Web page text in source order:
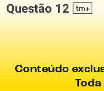
Questão 12
Conteúdo